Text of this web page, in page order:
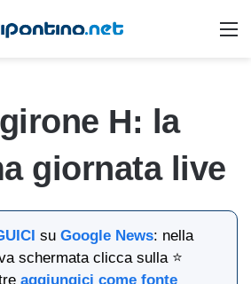
H: la
giornata live
suGoogle News: nella
schermata clicca sulla ⭐
aggiungici come fonte